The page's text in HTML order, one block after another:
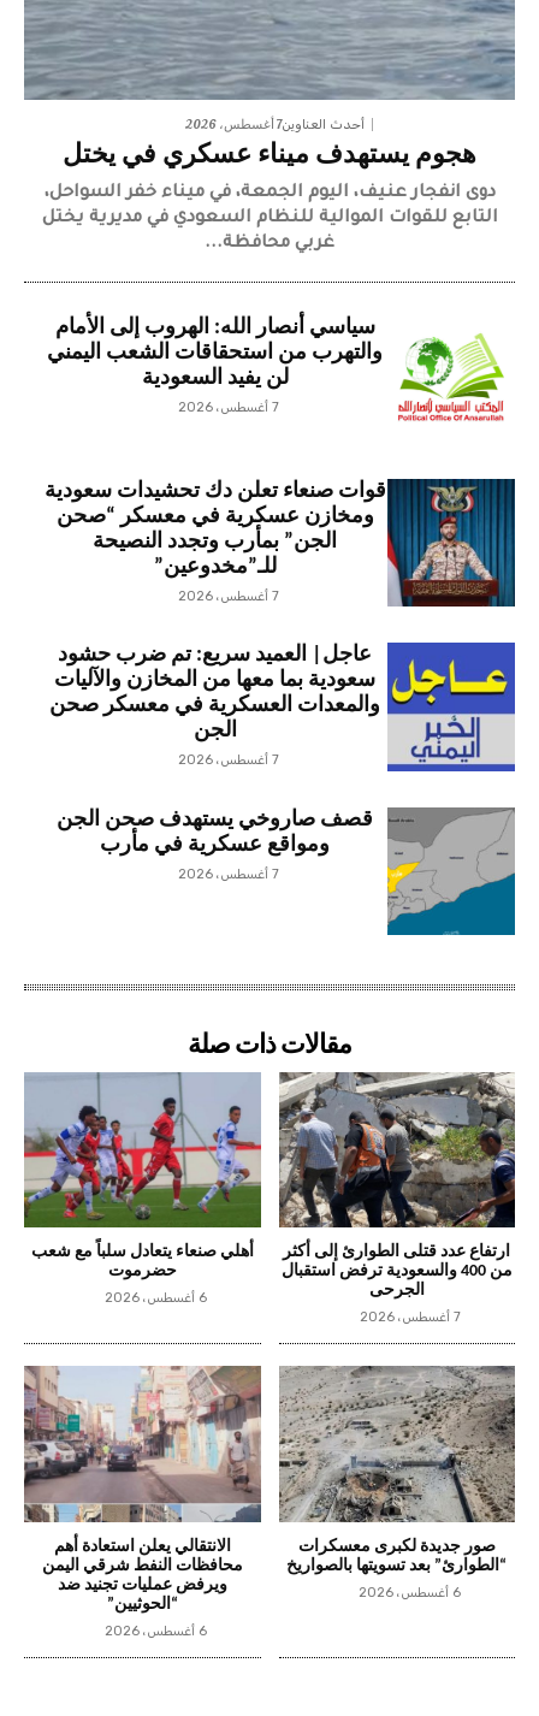
أحدث العناوين7 أغسطس، 2026
هجوم يستهدف ميناء عسكري في يختل
دوى انفجار عنيف، اليوم الجمعة، في ميناء خفر السواحل،
التابع للقوات الموالية للنظام السعودي في مديرية يختل
غربي محافظة...
سياسي أنصار الله: الهروب إلى الأمام
والتهرب من استحقاقات الشعب اليمني
لن يفيد السعودية
7 أغسطس، 2026
قوات صنعاء تعلن دك تحشيدات سعودية
ومخازن عسكرية في معسكر “صحن
الجن” بمأرب وتجدد النصيحة
للـ”مخدوعين”
7 أغسطس، 2026
عاجل| العميد سريع: تم ضرب حشود
سعودية بما معها من المخازن والآليات
والمعدات العسكرية في معسكر صحن
الجن
7 أغسطس، 2026
قصف صاروخي يستهدف صحن الجن
ومواقع عسكرية في مأرب
7 أغسطس، 2026
مقالات ذات صلة
ارتفاع عدد قتلى الطوارئ إلى أكثر
من 400 والسعودية ترفض استقبال
الجرحى
7 أغسطس، 2026
أهلي صنعاء يتعادل سلباً مع شعب
حضرموت
6 أغسطس، 2026
صور جديدة لكبرى معسكرات
“الطوارئ” بعد تسويتها بالصواريخ
6 أغسطس، 2026
الانتقالي يعلن استعادة أهم
محافظات النفط شرقي اليمن
ويرفض عمليات تجنيد ضد
“الحوثيين”
6 أغسطس، 2026